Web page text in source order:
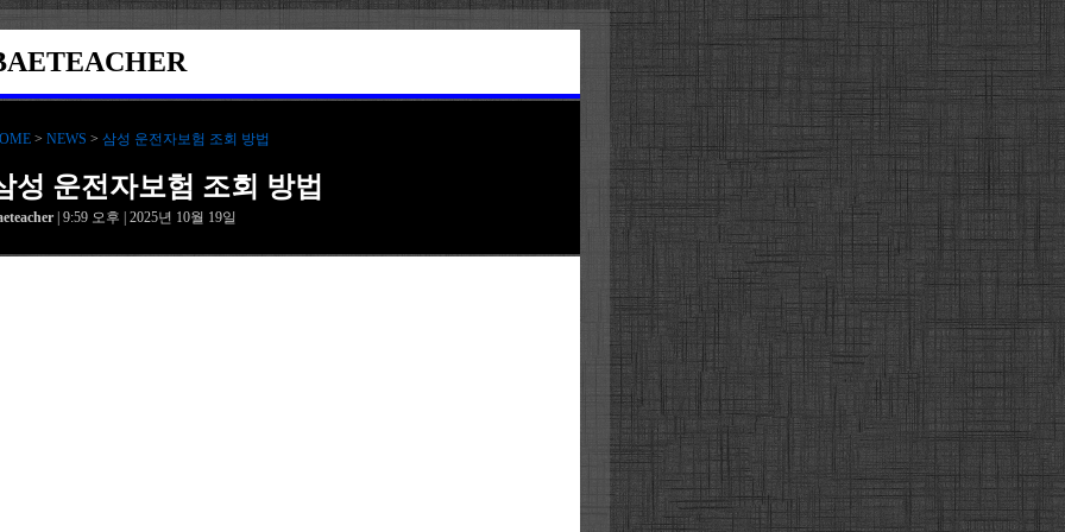
> NEWS > 삼성 운전자보험 조회 방법
성 운전자보험 조회 방법
| 9:59 오후 | 2025년 10월 19일